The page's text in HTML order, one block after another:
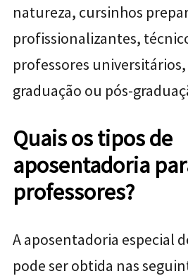
natureza, cursinhos
profissionalizantes,
professores universitários,
graduação ou pós-
Quais os tipos de
aposentadoria
professores?
A aposentadoria especial
pode ser obtida nas